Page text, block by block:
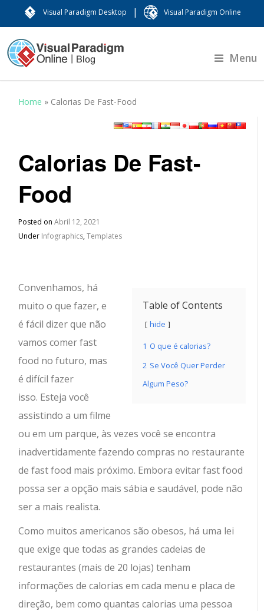
Visual Paradigm Desktop | Visual Paradigm Online
Menu
Home » Calorias De Fast-Food
Calorias De Fast-
Food
Posted onAbril 12, 2021
Under Infographics,Templates
Table of Contents
hide
1 O que é calorias?
2 Se Você Quer Perder
Algum Peso?
Convenhamos, há
muito o que fazer, e
é fácil dizer que não
vamos comer fast
food no futuro, mas
é difícil fazer
isso. Esteja você
assistindo a um filme
ou em um parque, às vezes você se encontra
inadvertidamente fazendo compras no restaurante
de fast food mais próximo. Embora evitar fast food
possa ser a opção mais sábia e saudável, pode não
ser a mais realista.
Como muitos americanos são obesos, há uma lei
que exige que todas as grandes cadeias de
restaurantes (mais de 20 lojas) tenham
informações de calorias em cada menu e placa de
direção, bem como quantas calorias uma pessoa